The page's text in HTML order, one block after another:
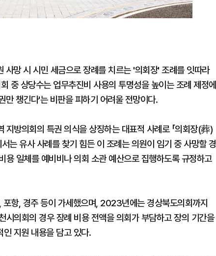
사망 시 시민 세금으로 장례를 치르는 '의회장' 조례를 잇따라
중 상당수는 업무추진비 사용의 투명성을 높이는 조례 제정에
만 챙긴다'는 비판을 피하기 어려울 전망이다.
방의회의 특권 의식을 상징하는 대표적 사례로 「의회장(葬)
는 유사 사례를 찾기 힘든 이 조례는 의원이 임기 중 사망할 경
용 일체를 예비비나 의회 소관 예산으로 집행하도록 규정하고
항, 경주 등이 가세했으며, 2023년에는 경상북도의회까지
시의회의 경우 장례 비용 전액을 의회가 부담하고 장의 기간을
지원 내용을 담고 있다.